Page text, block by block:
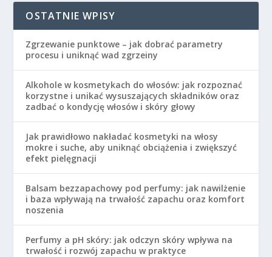
OSTATNIE WPISY
Zgrzewanie punktowe – jak dobrać parametry
procesu i uniknąć wad zgrzeiny
Alkohole w kosmetykach do włosów: jak rozpoznać
korzystne i unikać wysuszających składników oraz
zadbać o kondycję włosów i skóry głowy
Jak prawidłowo nakładać kosmetyki na włosy
mokre i suche, aby uniknąć obciążenia i zwiększyć
efekt pielęgnacji
Balsam bezzapachowy pod perfumy: jak nawilżenie
i baza wpływają na trwałość zapachu oraz komfort
noszenia
Perfumy a pH skóry: jak odczyn skóry wpływa na
trwałość i rozwój zapachu w praktyce